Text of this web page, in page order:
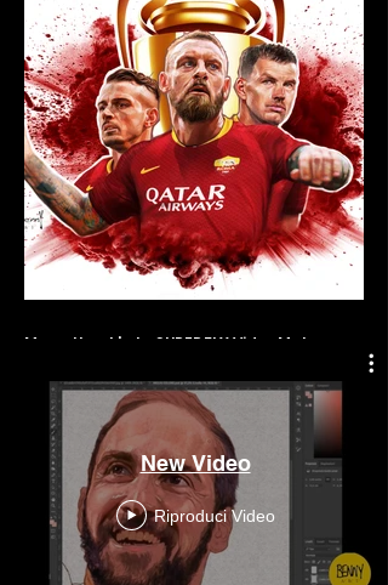
New Video
Riproduci Video
Many thank's to SUPERFLY VideoMaker